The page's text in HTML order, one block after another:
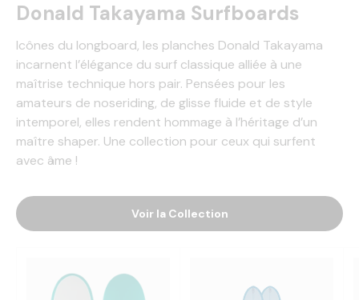
Donald Takayama Surfboards
Icônes du longboard, les planches Donald Takayama
incarnent l’élégance du surf classique alliée à une
maîtrise technique hors pair. Pensées pour les
amateurs de noseriding, de glisse fluide et de style
intemporel, elles rendent hommage à l’héritage d’un
maître shaper. Une collection pour ceux qui surfent
avec âme !
Voir la Collection